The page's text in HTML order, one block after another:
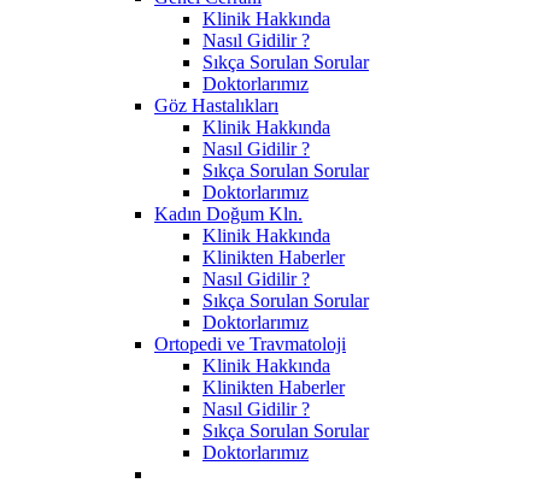
Klinik Hakkında
Nasıl Gidilir ?
Sıkça Sorulan Sorular
Doktorlarımız
Göz Hastalıkları
Klinik Hakkında
Nasıl Gidilir ?
Sıkça Sorulan Sorular
Doktorlarımız
Kadın Doğum Kln.
Klinik Hakkında
Klinikten Haberler
Nasıl Gidilir ?
Sıkça Sorulan Sorular
Doktorlarımız
Ortopedi ve Travmatoloji
Klinik Hakkında
Klinikten Haberler
Nasıl Gidilir ?
Sıkça Sorulan Sorular
Doktorlarımız